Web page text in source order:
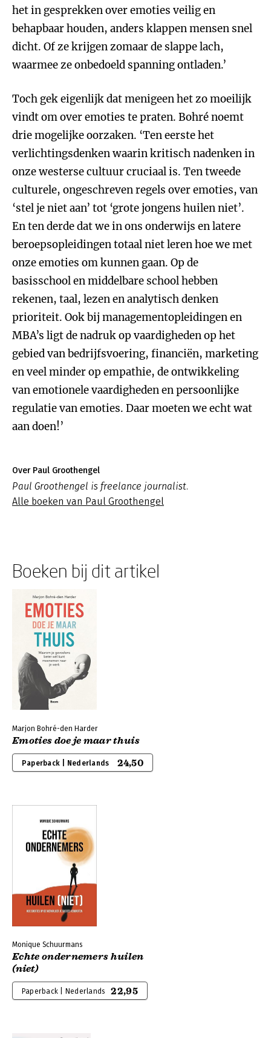
het in gesprekken over emoties veilig en
behapbaar houden, anders klappen mensen snel
dicht. Of ze krijgen zomaar de slappe lach,
waarmee ze onbedoeld spanning ontladen.’
Toch gek eigenlijk dat menigeen het zo moeilijk
vindt om over emoties te praten. Bohré noemt
drie mogelijke oorzaken. ‘Ten eerste het
verlichtingsdenken waarin kritisch nadenken in
onze westerse cultuur cruciaal is. Ten tweede
culturele, ongeschreven regels over emoties, van
‘stel je niet aan’ tot ‘grote jongens huilen niet’.
En ten derde dat we in ons onderwijs en latere
beroepsopleidingen totaal niet leren hoe we met
onze emoties om kunnen gaan. Op de
basisschool en middelbare school hebben
rekenen, taal, lezen en analytisch denken
prioriteit. Ook bij managementopleidingen en
MBA’s ligt de nadruk op vaardigheden op het
gebied van bedrijfsvoering, financiën, marketing
en veel minder op empathie, de ontwikkeling
van emotionele vaardigheden en persoonlijke
regulatie van emoties. Daar moeten we echt wat
aan doen!’
Over Paul Groothengel
Paul Groothengel is freelance journalist.
Alle boeken van Paul Groothengel
Boeken bij dit artikel
Marjon Bohré-den Harder
Emoties doe je maar thuis
Paperback | Nederlands 24,50
Monique Schuurmans
Echte ondernemers huilen
(niet)
Paperback | Nederlands 22,95